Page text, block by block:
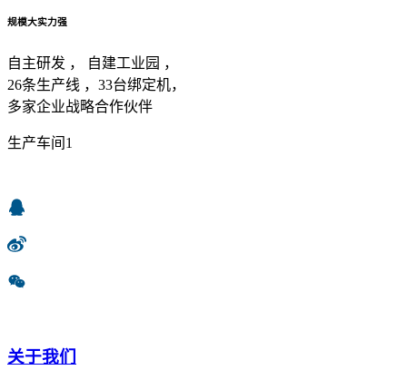
规模大实力强
自主研发 ， 自建工业园 ，
26条生产线 ，33台绑定机，
多家企业战略合作伙伴
生产车间1
关于我们